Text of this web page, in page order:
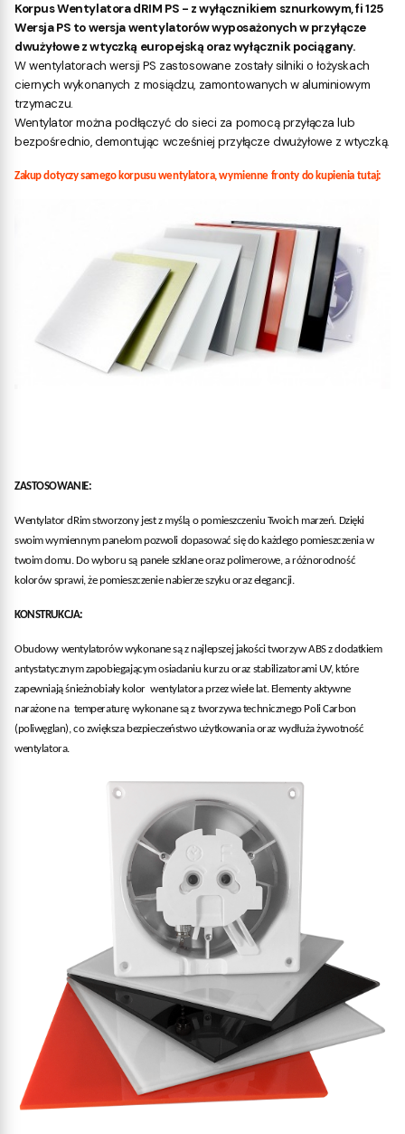
Korpus Wentylatora dRIM PS - z wyłącznikiem sznurkowym, fi 125
Wersja PS to wersja wentylatorów wyposażonych w przyłącze
dwużyłowe z wtyczką europejską oraz wyłącznik pociągany.
W wentylatorach wersji PS zastosowane zostały silniki o łożyskach
ciernych wykonanych z mosiądzu, zamontowanych w aluminiowym
trzymaczu.
Wentylator można podłączyć do sieci za pomocą przyłącza lub
bezpośrednio, demontując wcześniej przyłącze dwużyłowe z wtyczką.
Zakup dotyczy samego korpusu wentylatora, wymienne fronty do kupienia tutaj:
ZASTOSOWANIE:
Wentylator dRim stworzony jest z myślą o pomieszczeniu Twoich marzeń. Dzięki
swoim wymiennym panelom pozwoli dopasować się do każdego pomieszczenia w
twoim domu. Do wyboru są panele szklane oraz polimerowe, a różnorodność
kolorów sprawi, że pomieszczenie nabierze szyku oraz elegancji.
KONSTRUKCJA:
Obudowy wentylatorów wykonane są z najlepszej jakości tworzyw ABS z dodatkiem
antystatycznym zapobiegającym osiadaniu kurzu oraz stabilizatorami UV, które
zapewniają śnieżnobiały kolor wentylatora przez wiele lat. Elementy aktywne
narażone na temperaturę wykonane są z tworzywa technicznego Poli Carbon
(poliwęglan), co zwiększa bezpieczeństwo użytkowania oraz wydłuża żywotność
wentylatora.